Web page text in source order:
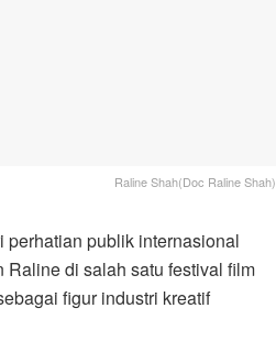
Raline Shah(Doc Raline Shah)
publik internasional
di salah satu festival film
figur industri kreatif